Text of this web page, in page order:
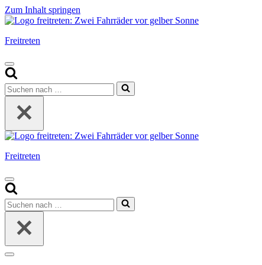
Zum Inhalt springen
Freitreten
Navigationsmenü
Suchen
nach …
Freitreten
Navigationsmenü
Suchen
nach …
Navigationsmenü